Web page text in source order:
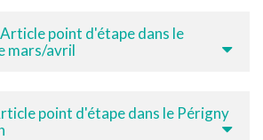
point d'étape dans le
mars/avril
point d'étape dans le Périgny